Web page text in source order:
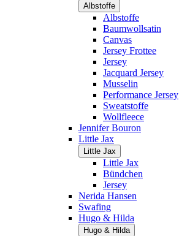
Albstoffe
Albstoffe
Baumwollsatin
Canvas
Jersey Frottee
Jersey
Jacquard Jersey
Musselin
Performance Jersey
Sweatstoffe
Wollfleece
Jennifer Bouron
Little Jax
Little Jax
Little Jax
Bündchen
Jersey
Nerida Hansen
Swafing
Hugo & Hilda
Hugo & Hilda